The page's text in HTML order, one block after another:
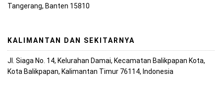
Tangerang, Banten 15810
KALIMANTAN DAN SEKITARNYA
Jl. Siaga No. 14, Kelurahan Damai, Kecamatan Balikpapan Kota,
Kota Balikpapan, Kalimantan Timur 76114, Indonesia